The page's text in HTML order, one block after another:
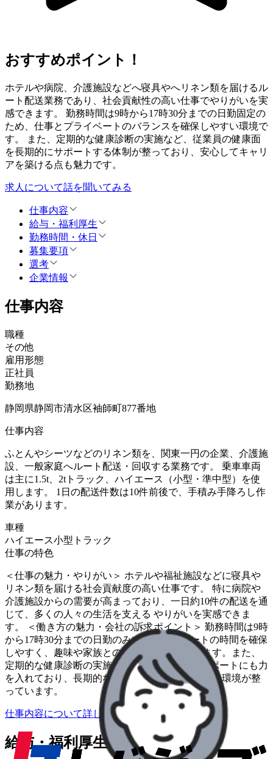
おすすめポイント！
ホテルや病院、介護施設などへ寝具やへリネン類を届けるル
ート配送業務であり、社会貢献性の高い仕事でやりがいを実
感できます。 勤務時間は9時から17時30分までの日勤固定の
ため、仕事とプライベートのバランスを確保しやすい環境で
す。 また、定期的な健康診断の実施など、従業員の健康面
を長期的にサポートする体制が整っており、安心してキャリ
アを築ける点も魅力です。
求人について話を聞いてみる
仕事内容
給与・福利厚生
勤務時間・休日
募集要項
選考
企業情報
仕事内容
職種
その他
雇用形態
正社員
勤務地
静岡県静岡市清水区袖師町877番地
仕事内容
ふとんやシーツなどのリネン類を、関東一円の企業、介護施
設、一般家庭へルート配送・回収する業務です。 乗車車両
は主に1.5t、2tトラック、ハイエース（小型・準中型）を使
用します。 1日の配送件数は10件前後で、手積み手降ろし作
業があります。
車種
ハイエース小型トラック
仕事の特色
＜仕事の魅力・やりがい＞ ホテルや福祉施設などに寝具や
リネン類を届ける社会貢献度の高い仕事です。 特に病院や
介護施設からの需要が高まっており、一日約10件の配送を通
じて、多くの人々の生活を支える やりがいを実感できま
す。 ＜働き方の魅力・会社の訴求ポイント＞ 勤務時間は9時
から17時30分までの日勤のみで、プライベートの時間を確保
しやすく、趣味や家族との時間を 大切にできます。また、
定期的な健康診断の実施など、従業員の健康サポートにも力
を入れており、長期的な キャリア形成を支援する環境が整
っています。
仕事内容について詳しく知りたい
給与・福利厚生